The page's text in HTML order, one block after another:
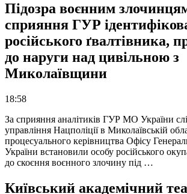
Підозра воєнним
сприяння ГУР
російського ґвалтівника,
до наруги над цивільною з
Миколаївщини
18:58
За сприяння аналітиків ГУР МО України
управління Нацполіції в Миколаївській
процесуального керівництва Офісу
України встановили особу російського
до скоєння воєнного злочину під …
Київський академічний